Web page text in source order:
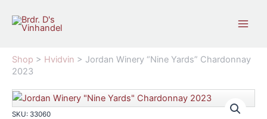
Shop > Hvidvin > Jordan Winery “Nine Yards” Chardonnay
2023
SKU: 33060